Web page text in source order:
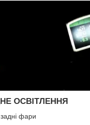
ОСВІТЛЕННЯ
фари